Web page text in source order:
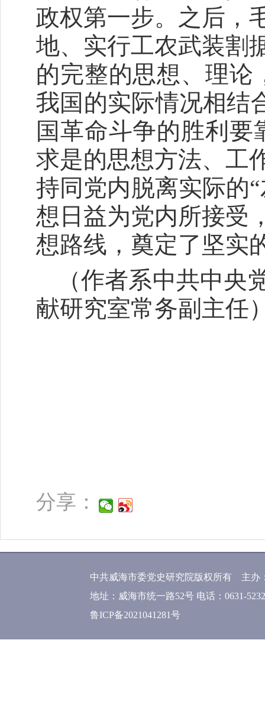
政权第一步。之后，
地、实行工农武装割
的完整的思想、理论
我国的实际情况相结
国革命斗争的胜利
求是的思想方法、工
持同党内脱离实际的
想日益为党内所接受
想路线，奠定了坚实
（作者系中共中
献研究室常务副主任
分享：
中共威海市委党史研究院版权所有 主办
地址：威海市统一路52号 电话：0631-
鲁ICP备2021041281号